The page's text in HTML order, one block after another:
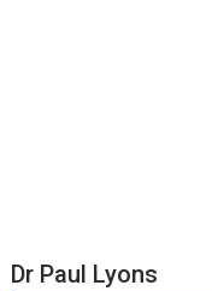
Dr Paul Lyons